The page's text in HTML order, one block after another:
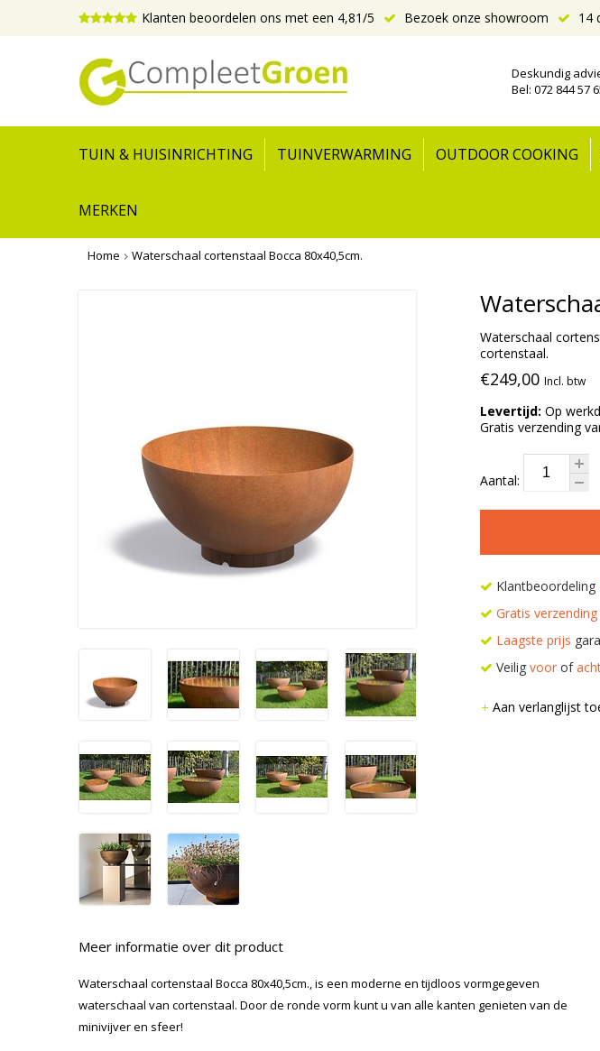
Klanten beoordelen ons met een 4,81/5 Bezoek onze showroom 14
Deskundig
Bel: 072 844 57
TUIN & HUISINRICHTING TUINVERWARMING OUTDOOR COOKING
MERKEN
Home Waterschaal cortenstaal Bocca 80x40,5cm.
Waterschaal
cortenstaal.
€249,00 Incl. btw
Levertijd: Op
Gratis verzending
Aantal:
Klantbeoordeling
Gratis verzending
Laagste prijs
Veilig voorof
Aan verlanglijst
Meer informatie over dit product
Waterschaal cortenstaal Bocca 80x40,5cm., is een moderne en tijdloos vormgegeven
waterschaal van cortenstaal. Door de ronde vorm kunt u van alle kanten genieten van de
minivijver en sfeer!